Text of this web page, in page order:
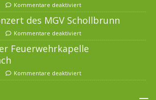
Kommentare deaktiviert
des MGV Schollbrunn
Kommentare deaktiviert
Feuerwehrkapelle
Kommentare deaktiviert